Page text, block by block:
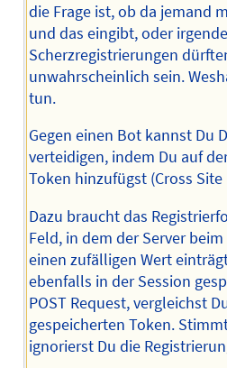
die Frage ist, ob da jemand
und das eingibt, oder
Scherzregistrierungen
unwahrscheinlich sein.
tun.
Gegen einen Bot kannst Du
verteidigen, indem Du auf
Token hinzufügst (Cross Site
Dazu braucht das
Feld, in dem der Server
einen zufälligen Wert
ebenfalls in der Session
POST Request, vergleichst
gespeicherten Token.
ignorierst Du die